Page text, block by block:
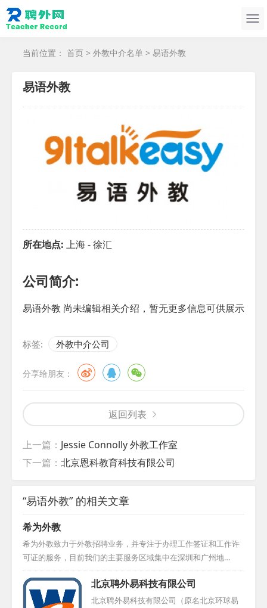
当前位置： 首页 > 外教中介名单 > 易语外教
易语外教
所在地点: 上海 - 徐汇
公司简介:
易语外教 尚未编辑相关介绍，暂无更多信息可供展示
标签: 外教中介公司
分享给朋友：
返回列表
上一篇： Jessie Connolly 外教工作室
下一篇： 北京恩科教育科技有限公司
“易语外教” 的相关文章
希为外教
希为外教致力于外教招聘业务，并专注于办理工作签证和工作许
可证的服务，目前我们的主要服务区域集中在深圳和广州地
区。...
北京聘外易科技有限公司
北京聘外易科技有限公司（原名北京环球易